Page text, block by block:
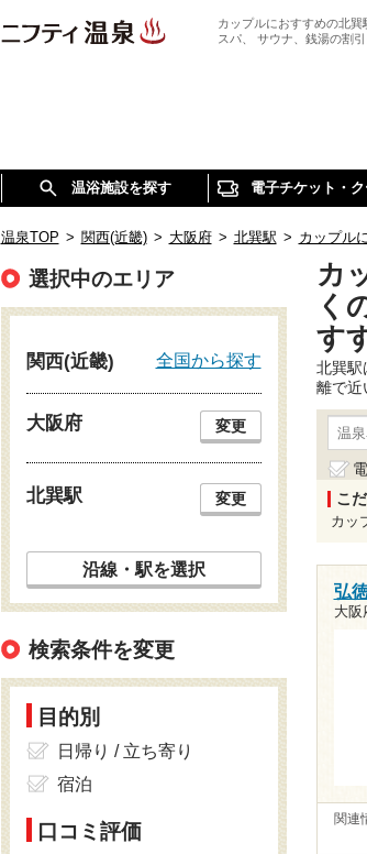
カップルにおすすめの北巽
スパ、 サウナ、銭湯の割
温浴施設を探す 電子チケット・
温泉TOP > 関西(近畿) > 大阪府 > 北巽駅 > カップル
カ
く
す
北巽駅
離で近
こ
カッ
弘
大阪
関連
選択中のエリア
関西(近畿) 全国から探す
大阪府 変更
北巽駅 変更
沿線・駅を選択
検索条件を変更
目的別
日帰り / 立ち寄り
宿泊
口コミ評価